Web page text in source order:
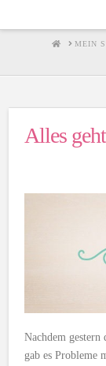
HOMEMEIN
Alles
Nachdem gestern
gab es Probleme